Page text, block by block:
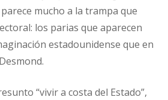
mucho a la trampa que
los parias que aparecen
estadounidense que en
“vivir a costa del Estado”,